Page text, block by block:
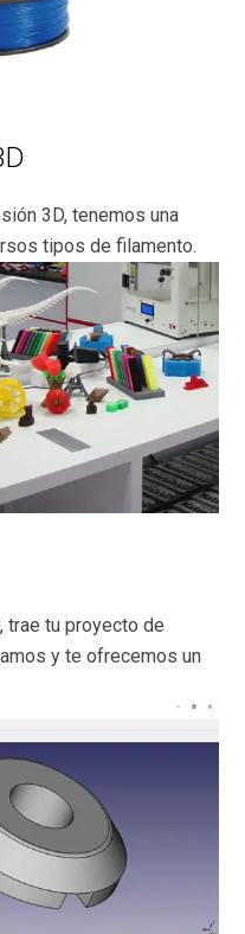
3D, tenemos una
tipos de filamento.
trae tu proyecto de
y te ofrecemos un